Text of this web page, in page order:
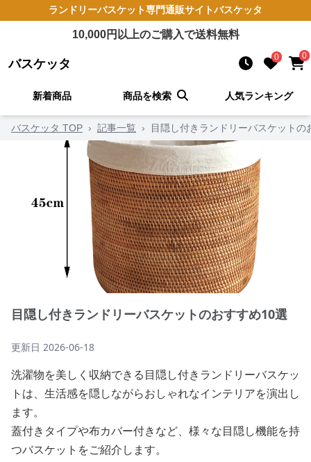
ランドリーバスケット専門通販サイトバスケッタ
10,000円以上のご購入で送料無料
バスケッタ 0 0
新着商品 商品を検索 人気ランキング
バスケッタ TOP › 記事一覧 › 目隠し付きランドリーバスケットの
目隠し付きランドリーバスケットのおすすめ10選
更新日 2026-06-18
洗濯物を美しく収納できる目隠し付きランドリーバスケッ
トは、生活感を隠しながらおしゃれなインテリアを演出し
ます。
蓋付きタイプや布カバー付きなど、様々な目隠し機能を持
つバスケットをご紹介します。